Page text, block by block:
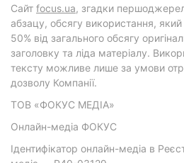
Cайт focus.ua, згадки
абзацу, обсягу використання,
50% від загального обсягу
заголовку та ліда матеріалу.
тексту можливе лише за умови
дозволу Компанії.
ТОВ «ФОКУС МЕДІА»
Онлайн-медіа ФОКУС
Ідентифікатор онлайн-медіа в